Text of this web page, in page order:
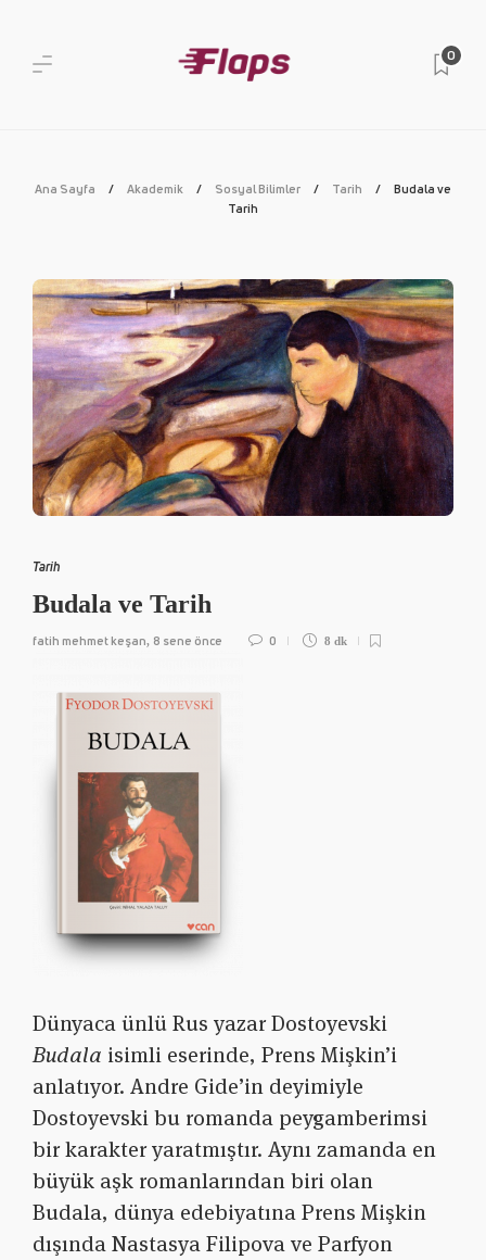
0
Ana Sayfa Akademik Sosyal Bilimler Tarih
Budala ve
Tarih
Tarih
Budala ve Tarih
fatih mehmet keşan, 8 sene önce 0 8 dk
Dünyaca ünlü Rus yazar Dostoyevski
Budala isimli eserinde, Prens Mişkin’i
anlatıyor. Andre Gide’in deyimiyle
Dostoyevski bu romanda peygamberimsi
bir karakter yaratmıştır. Aynı zamanda en
büyük aşk romanlarından biri olan
Budala, dünya edebiyatına Prens Mişkin
dışında Nastasya Filipova ve Parfyon